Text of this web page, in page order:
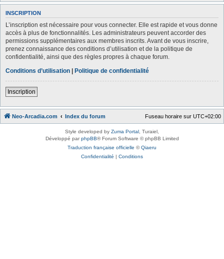
INSCRIPTION
L’inscription est nécessaire pour vous connecter. Elle est rapide et vous donne
accès à plus de fonctionnalités. Les administrateurs peuvent accorder des
permissions supplémentaires aux membres inscrits. Avant de vous inscrire,
prenez connaissance des conditions d’utilisation et de la politique de
confidentialité, ainsi que des règles propres à chaque forum.
Conditions d’utilisation | Politique de confidentialité
Inscription
Neo-Arcadia.com Index du forum Fuseau horaire sur UTC+02:00
Style developed by Zuma Portal , Turaiel,
Développé parphpBB® Forum Software © phpBB Limited
Traduction française officielle ©Qiaeru
Confidentialité | Conditions